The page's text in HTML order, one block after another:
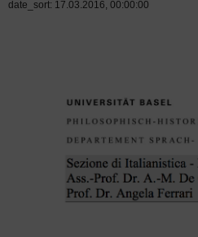
date_sort: 17.03.2016, 00:00:00